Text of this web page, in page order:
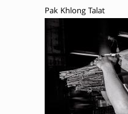
Pak Khlong Talat